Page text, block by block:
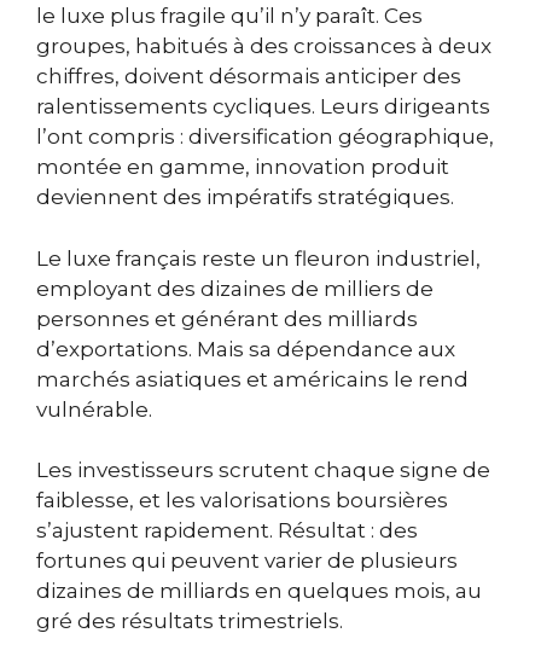
le luxe plus fragile qu’il n’y paraît. Ces
groupes, habitués à des croissances à deux
chiffres, doivent désormais anticiper des
ralentissements cycliques. Leurs dirigeants
l’ont compris : diversification géographique,
montée en gamme, innovation produit
deviennent des impératifs stratégiques.
Le luxe français reste un fleuron industriel,
employant des dizaines de milliers de
personnes et générant des milliards
d’exportations. Mais sa dépendance aux
marchés asiatiques et américains le rend
vulnérable.
Les investisseurs scrutent chaque signe de
faiblesse, et les valorisations boursières
s’ajustent rapidement. Résultat : des
fortunes qui peuvent varier de plusieurs
dizaines de milliards en quelques mois, au
gré des résultats trimestriels.